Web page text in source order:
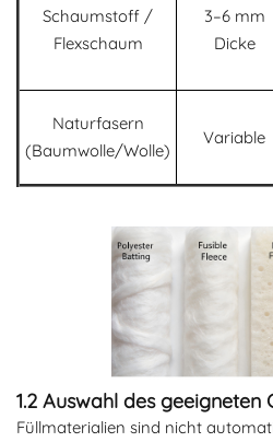
Schaumstoff /
Flexschaum
3–6 mm
Dicke
Naturfasern
(Baumwolle/Wolle)
Variable
1.2 Auswahl des geeigneten
Füllmaterialien sind nicht